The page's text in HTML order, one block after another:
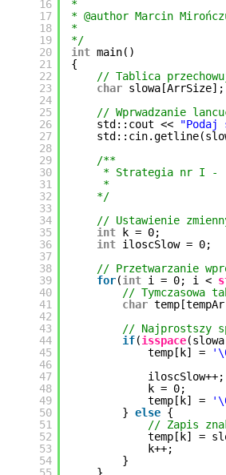
16
17
18
19
20
21
22
23
24
25
26
27
28
29
30
31
32
33
34
35
36
37
38
39
40
41
42
43
44
45
46
47
48
49
50
51
52
53
54
*
* @author Marcin
*
*/
int main()
{
// Tablica
char slowa[ArrSize];
// Wprwadzanie
std::cout <<
"Podaj
/**
* Strategia nr I -
*
*/
// Ustawienie
int
k = 0;
int iloscSlow = 0;
// Przetwarzanie
for(int i = 0; i <
// Tymczasowa
char
// Najprostszy
if(isspace
temp[k] =
iloscSlow++;
k = 0;
temp[k] =
} else {
// Zapis
temp[k] =
k++;
}